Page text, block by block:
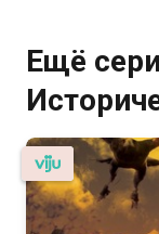
Ещё